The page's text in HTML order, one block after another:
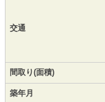
交通
間取り(面積)
築年月